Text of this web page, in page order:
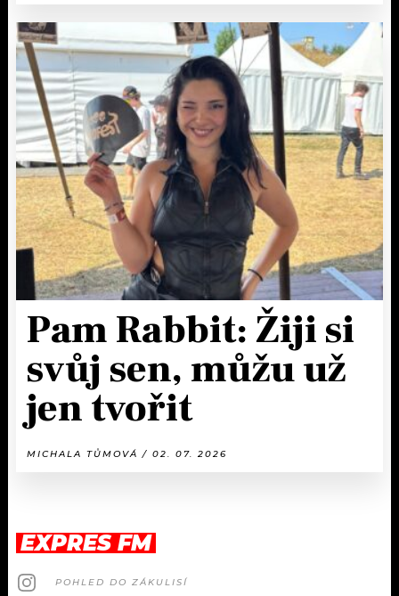
Pam Rabbit: Žiji si
svůj sen, můžu už
jen tvořit
MICHALA TŮMOVÁ / 02. 07. 2026
EXPRES FM
POHLED DO ZÁKULISÍ